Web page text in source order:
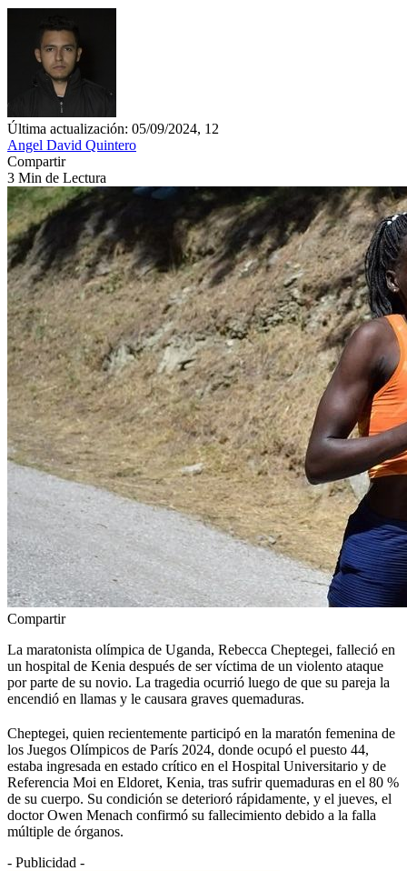
Última actualización: 05/09/2024, 12
Angel David Quintero
Compartir
3 Min de Lectura
Compartir
La maratonista olímpica de Uganda, Rebecca Cheptegei, falleció en
un hospital de Kenia después de ser víctima de un violento ataque
por parte de su novio. La tragedia ocurrió luego de que su pareja la
encendió en llamas y le causara graves quemaduras.
Cheptegei, quien recientemente participó en la maratón femenina de
los Juegos Olímpicos de París 2024, donde ocupó el puesto 44,
estaba ingresada en estado crítico en el Hospital Universitario y de
Referencia Moi en Eldoret, Kenia, tras sufrir quemaduras en el 80 %
de su cuerpo. Su condición se deterioró rápidamente, y el jueves, el
doctor Owen Menach confirmó su fallecimiento debido a la falla
múltiple de órganos.
- Publicidad -